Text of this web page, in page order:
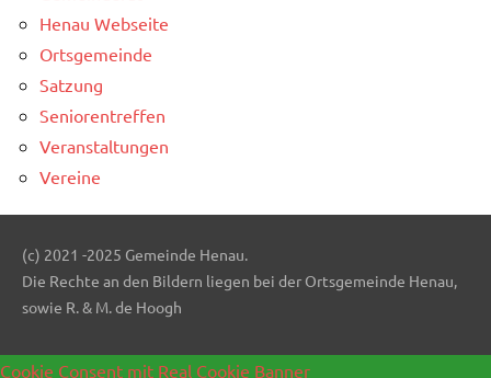
Henau Webseite
Ortsgemeinde
Satzung
Seniorentreffen
Veranstaltungen
Vereine
(c) 2021 -2025 Gemeinde Henau.
Die Rechte an den Bildern liegen bei der Ortsgemeinde Henau,
sowie R. & M. de Hoogh
Cookie Consent mit Real Cookie Banner